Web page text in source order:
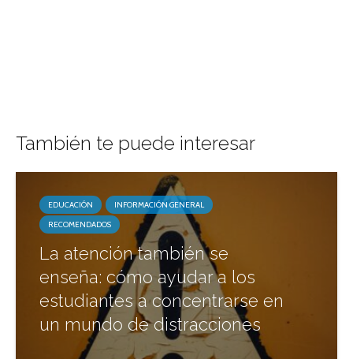
También te puede interesar
EDUCACIÓN
INFORMACIÓN GENERAL
RECOMENDADOS
La atención también se
enseña: cómo ayudar a los
estudiantes a concentrarse en
un mundo de distracciones